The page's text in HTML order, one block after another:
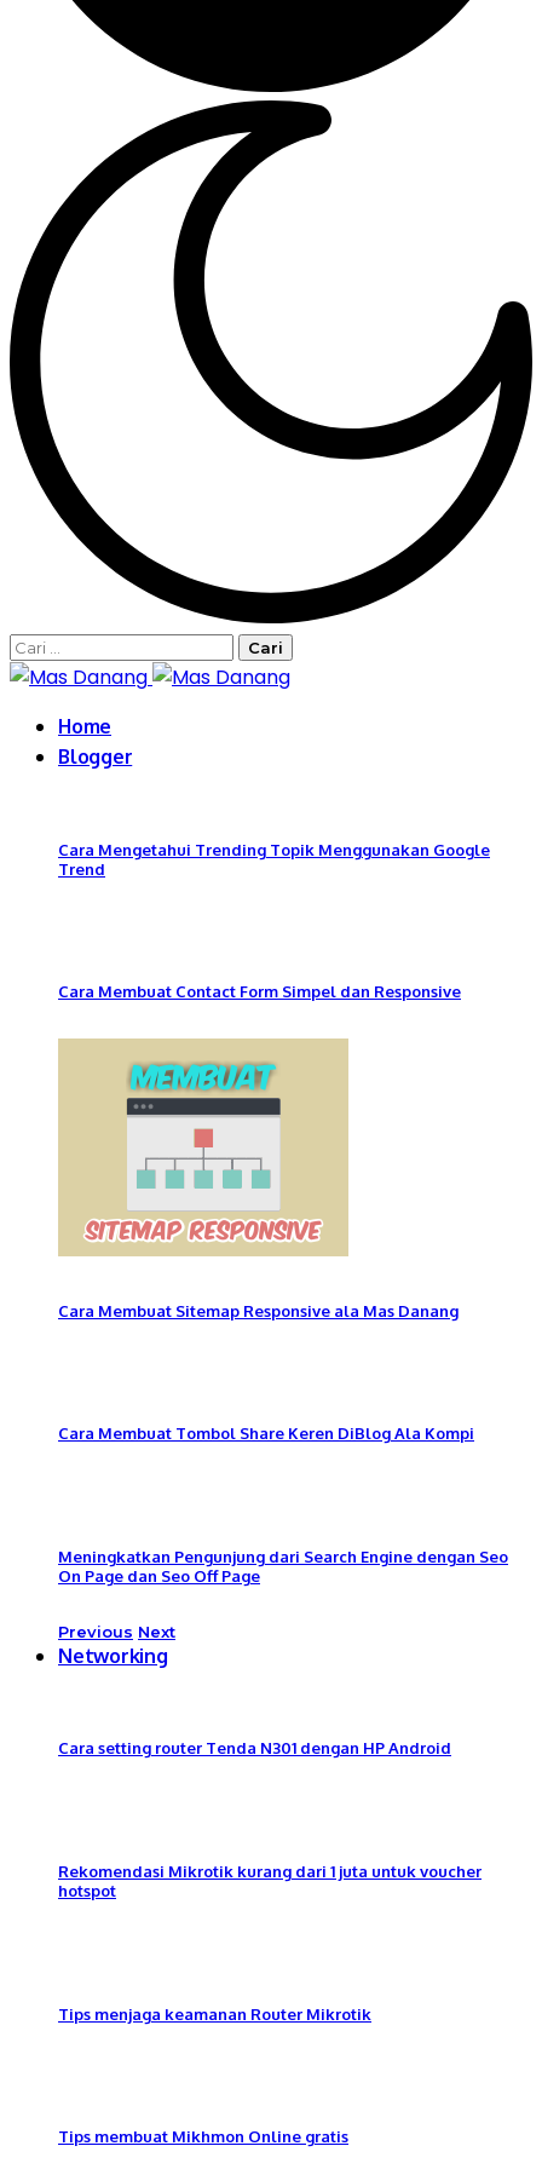
Cari
untuk:
Home
Blogger
Cara Mengetahui Trending Topik Menggunakan Google
Trend
Cara Membuat Contact Form Simpel dan Responsive
Cara Membuat Sitemap Responsive ala Mas Danang
Cara Membuat Tombol Share Keren DiBlog Ala Kompi
Meningkatkan Pengunjung dari Search Engine dengan Seo
On Page dan Seo Off Page
Previous Next
Networking
Cara setting router Tenda N301 dengan HP Android
Rekomendasi Mikrotik kurang dari 1 juta untuk voucher
hotspot
Tips menjaga keamanan Router Mikrotik
Tips membuat Mikhmon Online gratis